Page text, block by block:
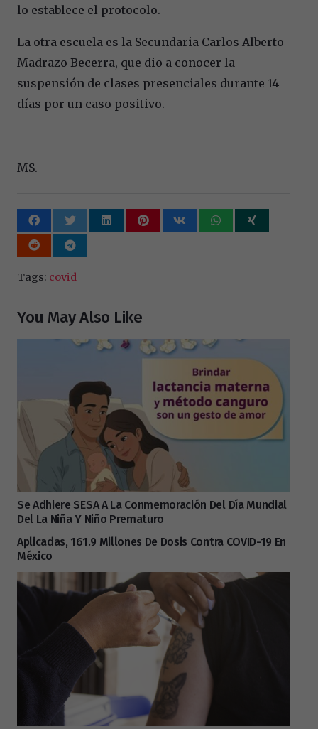
lo establece el protocolo.
La otra escuela es la Secundaria Carlos Alberto
Madrazo Becerra, que dio a conocer la
suspensión de clases presenciales durante 14
días por un caso positivo.
MS.
Tags: covid
You May Also Like
Se Adhiere SESA A La Conmemoración Del Día Mundial
Del La Niña Y Niño Prematuro
Aplicadas, 161.9 Millones De Dosis Contra COVID-19 En
México